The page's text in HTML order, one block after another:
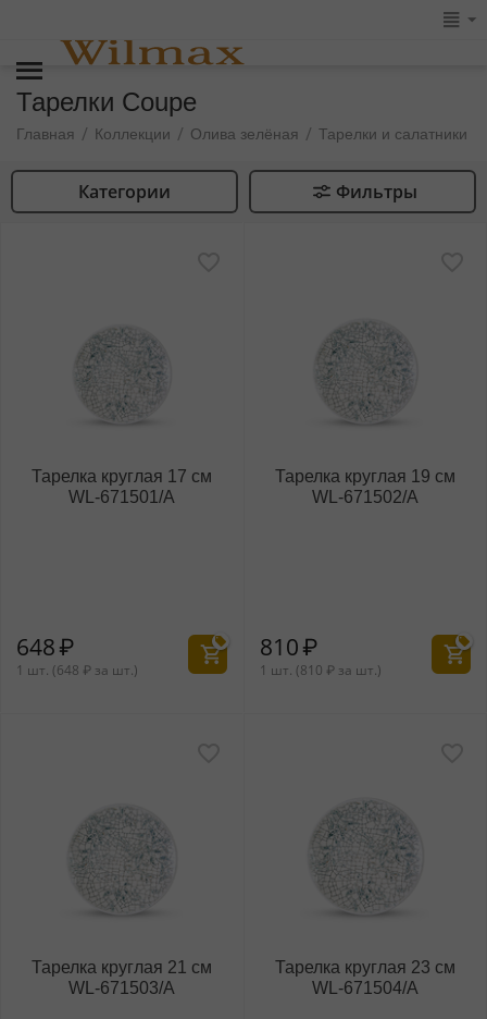
Тарелки Coupe
Главная / Коллекции / Олива зелёная / Тарелки и салатники
Категории Фильтры
Тарелка круглая 17 см
WL‑671501/A
648₽
1 шт. (648 ₽ за шт.)
Тарелка круглая 19 см
WL‑671502/A
810₽
1 шт. (810 ₽ за шт.)
Тарелка круглая 21 см
WL‑671503/A
Тарелка круглая 23 см
WL‑671504/A